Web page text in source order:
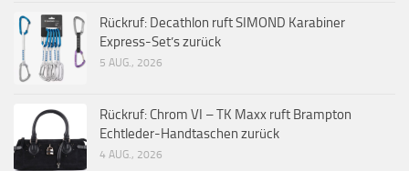
Rückruf: Decathlon ruft SIMOND Karabiner
Express-Set’s zurück
5 AUG., 2026
Rückruf: Chrom VI – TK Maxx ruft Brampton
Echtleder-Handtaschen zurück
4 AUG., 2026